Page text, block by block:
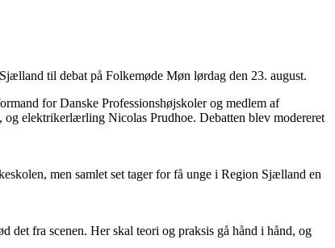
til debat på Folkemøde Møn lørdag den 23. august.
for Danske Professionshøjskoler og medlem af
elektrikerlærling Nicolas Prudhoe. Debatten blev modereret
men samlet set tager for få unge i Region Sjælland en
det fra scenen. Her skal teori og praksis gå hånd i hånd, og